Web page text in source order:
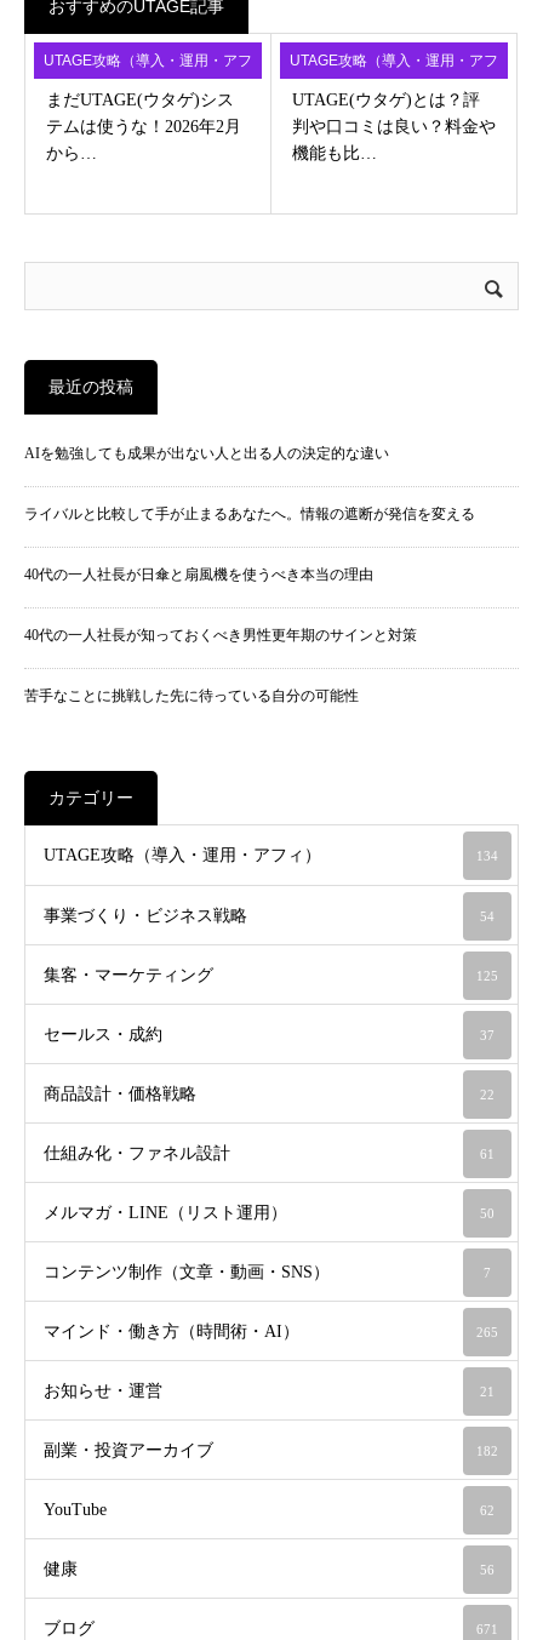
おすすめのUTAGE記事
UTAGE攻略（導入・運用・アフ
ィ）
まだUTAGE(ウタゲ)シス
テムは使うな！2026年2月
から…
UTAGE攻略（導入・運用・アフ
ィ）
UTAGE(ウタゲ)とは？評
判や口コミは良い？料金や
機能も比…
最近の投稿
AIを勉強しても成果が出ない人と出る人の決定的な違い
ライバルと比較して手が止まるあなたへ。情報の遮断が発信を変える
40代の一人社長が日傘と扇風機を使うべき本当の理由
40代の一人社長が知っておくべき男性更年期のサインと対策
苦手なことに挑戦した先に待っている自分の可能性
カテゴリー
UTAGE攻略（導入・運用・アフィ） 134
事業づくり・ビジネス戦略 54
集客・マーケティング 125
セールス・成約 37
商品設計・価格戦略 22
仕組み化・ファネル設計 61
メルマガ・LINE（リスト運用） 50
コンテンツ制作（文章・動画・SNS） 7
マインド・働き方（時間術・AI） 265
お知らせ・運営 21
副業・投資アーカイブ 182
YouTube 62
健康 56
ブログ 671